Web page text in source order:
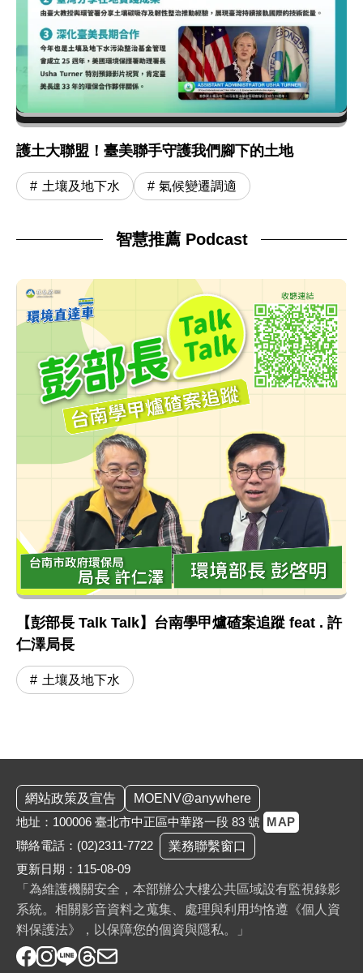
護土大聯盟！臺美聯手守護我們腳下的土地
土壤及地下水 氣候變遷調適
智慧推薦 Podcast
【彭部長 Talk Talk】台南學甲爐碴案追蹤 feat . 許
仁澤局長
土壤及地下水
網站政策及宣告
MOENV@anywhere
地址：100006 臺北市中正區中華路一段 83 號 MAP
聯絡電話： (02)2311-7722
業務聯繫窗口
更新日期：115-08-09
「為維護機關安全，本部辦公大樓公共區域設有監視錄影
系統。相關影音資料之蒐集、處理與利用均恪遵《個人資
料保護法》，以保障您的個資與隱私。」